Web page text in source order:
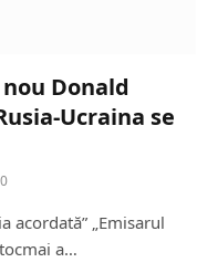
Donald
Ucraina se
0
acordată” „Emisarul
a…